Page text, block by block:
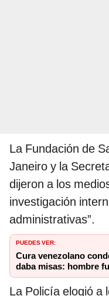
La Fundación de
Janeiro y la
dijeron a los
investigación
administrativas”.
PUEDES VER:
Cura venezolano
daba misas: hombre
La Policía elogió a